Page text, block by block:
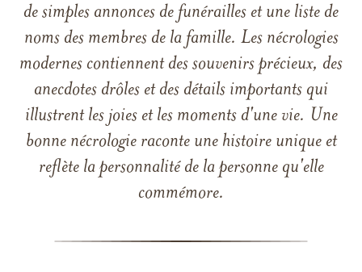
de simples annonces de funérailles et une liste de
noms des membres de la famille. Les nécrologies
modernes contiennent des souvenirs précieux, des
anecdotes drôles et des détails importants qui
illustrent les joies et les moments d'une vie. Une
bonne nécrologie raconte une histoire unique et
reflète la personnalité de la personne qu'elle
commémore.